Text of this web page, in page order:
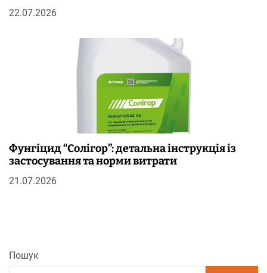
22.07.2026
Фунгіцид “Солігор”: детальна інструкція із
застосування та норми витрати
21.07.2026
Пошук